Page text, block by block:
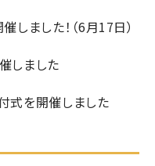
しました！（6月17日）
しました
を開催しました